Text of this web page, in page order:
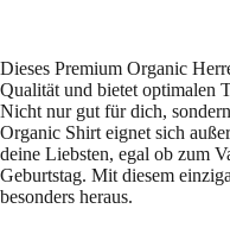
Dieses Premium Organic
Qualität und bietet optimalen
Nicht nur gut für dich,
Organic Shirt eignet sich
deine Liebsten, egal ob zum
Geburtstag. Mit diesem
besonders heraus.